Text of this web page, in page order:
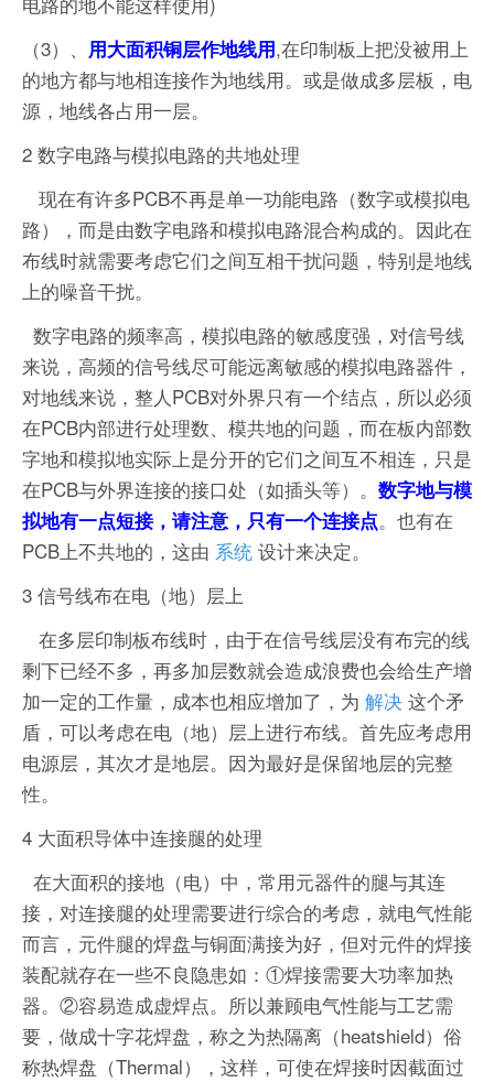
（3）、 用大面积铜层作地线用,在印制板上把没被用上
的地方都与地相连接作为地线用。或是做成多层板，电
源，地线各占用一层。
2 数字电路与模拟电路的共地处理
现在有许多PCB不再是单一功能电路（数字或模拟电
路），而是由数字电路和模拟电路混合构成的。因此在
布线时就需要考虑它们之间互相干扰问题，特别是地线
上的噪音干扰。
数字电路的频率高，模拟电路的敏感度强，对信号线
来说，高频的信号线尽可能远离敏感的模拟电路器件，
对地线来说，整人PCB对外界只有一个结点，所以必须
在PCB内部进行处理数、模共地的问题，而在板内部数
字地和模拟地实际上是分开的它们之间互不相连，只是
在PCB与外界连接的接口处（如插头等）。 数字地与模
拟地有一点短接，请注意，只有一个连接点。也有在
PCB上不共地的，这由 系统 设计来决定。
3 信号线布在电（地）层上
在多层印制板布线时，由于在信号线层没有布完的线
剩下已经不多，再多加层数就会造成浪费也会给生产增
加一定的工作量，成本也相应增加了，为 解决 这个矛
盾，可以考虑在电（地）层上进行布线。首先应考虑用
电源层，其次才是地层。因为最好是保留地层的完整
性。
4 大面积导体中连接腿的处理
在大面积的接地（电）中，常用元器件的腿与其连
接，对连接腿的处理需要进行综合的考虑，就电气性能
而言，元件腿的焊盘与铜面满接为好，但对元件的焊接
装配就存在一些不良隐患如：①焊接需要大功率加热
器。②容易造成虚焊点。所以兼顾电气性能与工艺需
要，做成十字花焊盘，称之为热隔离（heatshield）俗
称热焊盘（Thermal），这样，可使在焊接时因截面过